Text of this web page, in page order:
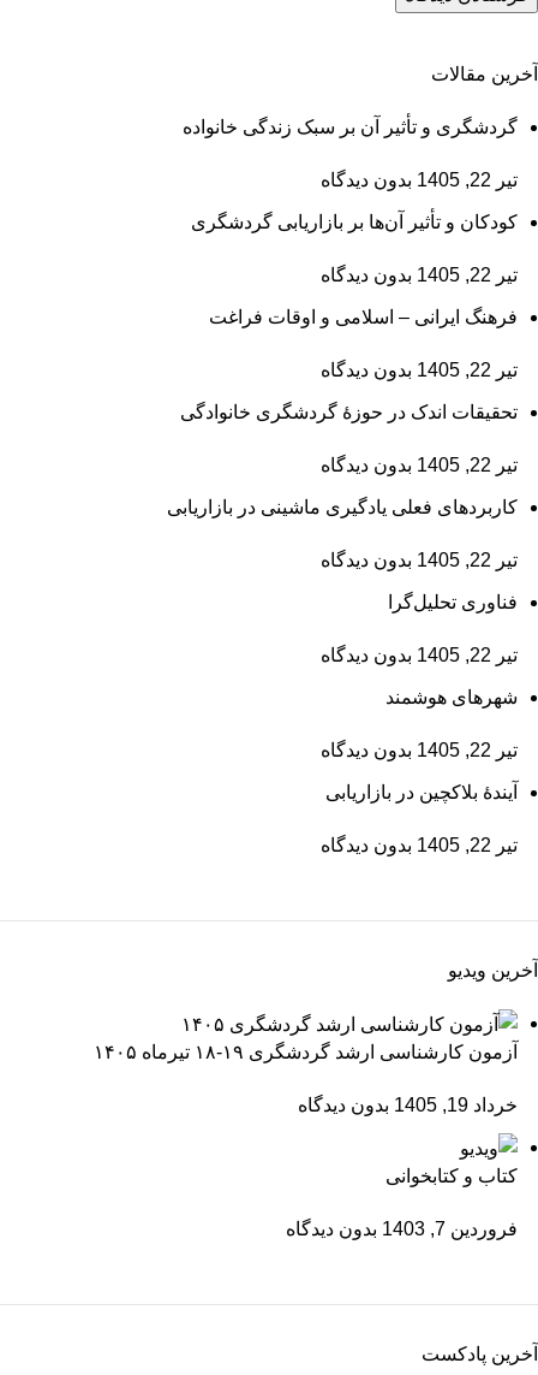
آخرین مقالات
گردشگری و تأثیر آن بر سبک زندگی خانواده
تیر 22, 1405 بدون دیدگاه
کودکان و تأثیر آن‌ها بر بازاریابی گردشگری
تیر 22, 1405 بدون دیدگاه
فرهنگ ایرانی – اسلامی و اوقات فراغت
تیر 22, 1405 بدون دیدگاه
تحقیقات اندک در حوزۀ گردشگری خانوادگی
تیر 22, 1405 بدون دیدگاه
کاربردهای فعلی یادگیری ماشینی در بازاریابی
تیر 22, 1405 بدون دیدگاه
فناوری تحلیل‌گرا
تیر 22, 1405 بدون دیدگاه
شهرهای هوشمند
تیر 22, 1405 بدون دیدگاه
آیندۀ بلاکچین در بازاریابی
تیر 22, 1405 بدون دیدگاه
آخرین ویدیو
آزمون کارشناسی ارشد گردشگری ۱۹-۱۸ تیرماه ۱۴۰۵
خرداد 19, 1405 بدون دیدگاه
کتاب و کتابخوانی
فروردین 7, 1403 بدون دیدگاه
آخرین پادکست